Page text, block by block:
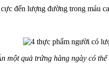
đến lượng đường trong máu
một quả trứng hàng ngày có